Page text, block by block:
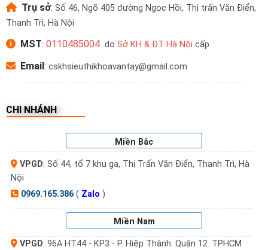
Trụ sở: Số 46, Ngõ 405 đường Ngọc Hồi, Thị trấn Văn Điển,
Thanh Trì, Hà Nội
MST: 0110485004do Sở KH & ĐT Hà Nội cấp
Email: cskhsieuthikhoavantay@gmail.com
CHI NHÁNH
Miền Bắc
VPGD: Số 44, tổ 7 khu ga, Thị Trấn Văn Điển, Thanh Trì, Hà
Nội
0969.165.386( Zalo )
Miền Nam
VPGD: 96A HT44 - KP3 - P. Hiệp Thành. Quận 12. TPHCM